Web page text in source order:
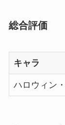
総合評価
キャラ
ハロウィン